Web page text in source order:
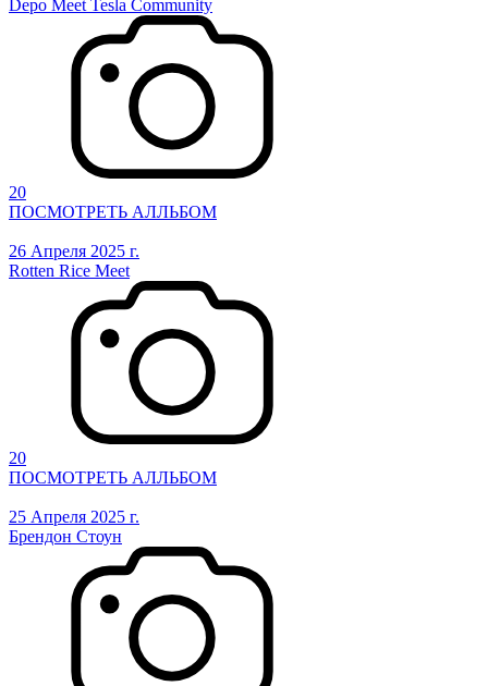
Depo Meet Tesla Community
20
ПОСМОТРЕТЬ АЛЛЬБОМ
26 Апреля 2025 г.
Rotten Rice Meet
20
ПОСМОТРЕТЬ АЛЛЬБОМ
25 Апреля 2025 г.
Брендон Стоун